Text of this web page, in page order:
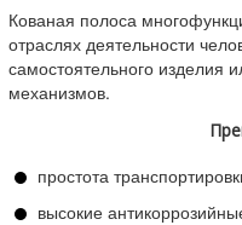
Кованая полоса
отраслях деятельности
самостоятельного изделия
механизмов.
простота
высокие